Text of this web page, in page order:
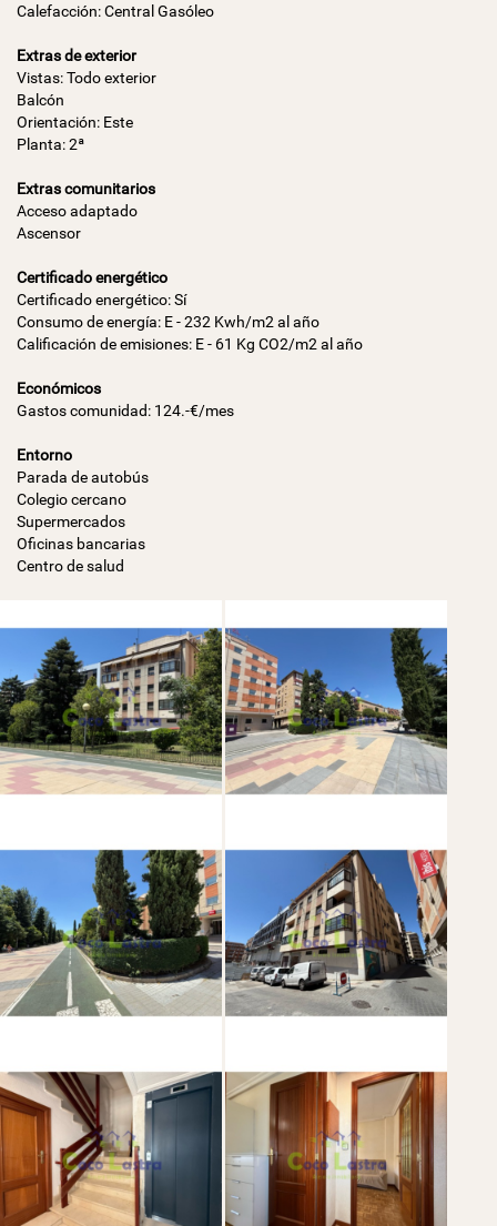
Calefacción: Central Gasóleo
Extras de exterior
Vistas: Todo exterior
Balcón
Orientación: Este
Planta: 2ª
Extras comunitarios
Acceso adaptado
Ascensor
Certificado energético
Certificado energético: Sí
Consumo de energía: E - 232 Kwh/m2 al año
Calificación de emisiones: E - 61 Kg CO2/m2 al año
Económicos
Gastos comunidad: 124.-€/mes
Entorno
Parada de autobús
Colegio cercano
Supermercados
Oficinas bancarias
Centro de salud